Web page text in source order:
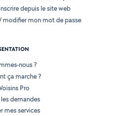
depuis le site web
mon mot de passe
nous ?
ça marche ?
Pro
demandes
mes services